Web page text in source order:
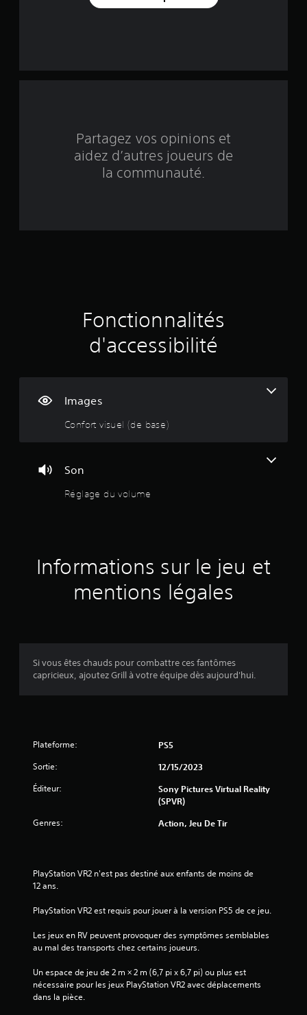
i
é
a
i
s
Partagez vos opinions et
aidez d’autres joueurs de
la communauté.
Fonctionnalités
d'accessibilité
Images
Confort visuel (de base)
Son
Réglage du volume
Informations sur le jeu et
mentions légales
Si vous êtes chauds pour combattre ces fantômes
capricieux, ajoutez Grill à votre équipe dès aujourd'hui.
Plateforme: PS5
Sortie: 12/15/2023
Éditeur:
Sony Pictures Virtual Reality
(SPVR)
Genres: Action, Jeu De Tir
PlayStation VR2 n'est pas destiné aux enfants de moins de
12 ans.
PlayStation VR2 est requis pour jouer à la version PS5 de ce jeu.
Les jeux en RV peuvent provoquer des symptômes semblables
au mal des transports chez certains joueurs.
Un espace de jeu de 2 m × 2 m (6,7 pi x 6,7 pi) ou plus est
nécessaire pour les jeux PlayStation VR2 avec déplacements
dans la pièce.